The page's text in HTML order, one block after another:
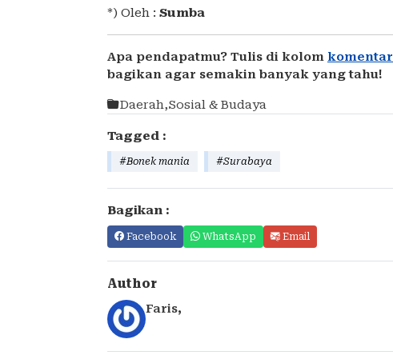
*) Oleh : Sumba
Apa pendapatmu? Tulis di kolom komentar
bagikan agar semakin banyak yang tahu!
Daerah,Sosial & Budaya
Tagged :
#Bonek mania #Surabaya
Bagikan :
Facebook WhatsApp Email
Author
Faris,